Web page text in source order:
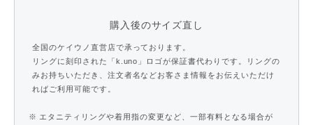
購入後のサイズ直し
全国のケイウノ直営店で承っております。
リングに刻印された「k.uno」ロゴが保証書代わりです。リングの
みお持ちいただき、注文者名などお客さま情報をお伝えいただけ
ればご利用可能です。
※ エタニティリングや着用指の変更など、一部有料となる場合が